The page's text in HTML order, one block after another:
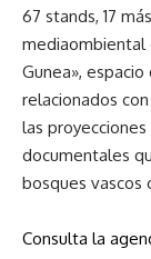
67 stands, 17
mediaombiental
Gunea»,
relacionados
las proyecciones
documentales
bosques vascos
Consulta la